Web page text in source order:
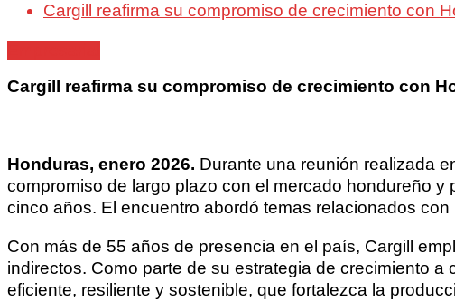
Cargill reafirma su compromiso de crecimiento con
Cargill reafirma su compromiso de crecimiento con
Honduras, enero 2026. Durante una reunión realizada
compromiso de largo plazo con el mercado hondureño
cinco años. El encuentro abordó temas relacionados
Con más de 55 años de presencia en el país, Cargill
indirectos. Como parte de su estrategia de crecimiento
eficiente, resiliente y sostenible, que fortalezca la